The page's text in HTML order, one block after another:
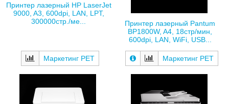
Принтер лазерный HP LaserJet
9000, A3, 600dpi, LAN, LPT,
300000стр./ме...
Маркетинг РЕТ
Принтер лазерный Pantum
BP1800W, A4, 18стр/мин,
600dpi, LAN, WiFi, USB...
Маркетинг РЕТ